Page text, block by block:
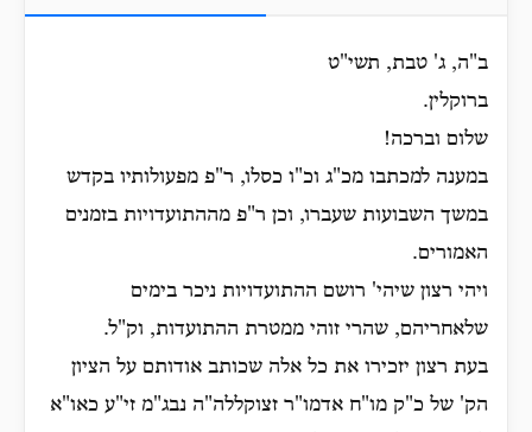
ב"ה, ג' טבת, תשי"ט
ברוקלין.
שלום וברכה!
במענה למכתבו מכ"ג וכ"ו כסלו, ר"פ מפעולותיו בקדש
במשך השבועות שעברו, וכן ר"פ מההתועדויות בזמנים
האמורים.
ויהי רצון שיהי' רושם ההתועדויות ניכר בימים
שלאחריהם, שהרי זוהי ממטרת ההתועדות, וק"ל.
בעת רצון יזכירו את כל אלה שכותב אודותם על הציון
הק' של כ"ק מו"ח אדמו"ר זצוקללה"ה נבג"מ זי"ע כאו"א